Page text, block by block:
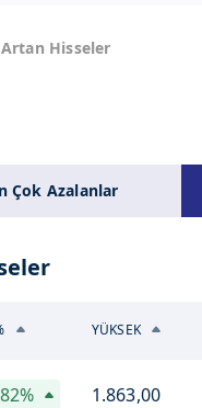
Hisseler
Çok Azalanlar
YÜKSEK
1.863,00